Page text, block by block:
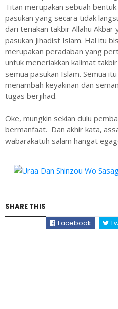
Titan merupakan sebuah
pasukan yang secara tidak
dari teriakan takbir Allahu Akbar
pasukan Jihadist Islam. Hal itu
merupakan peradaban yang
untuk meneriakkan kalimat
semua pasukan Islam. Semua
menambah keyakinan dan
tugas berjihad.
Oke, mungkin sekian dulu
bermanfaat. Dan akhir kata,
wabarakatuh salam hangat
SHARE THIS
Facebook